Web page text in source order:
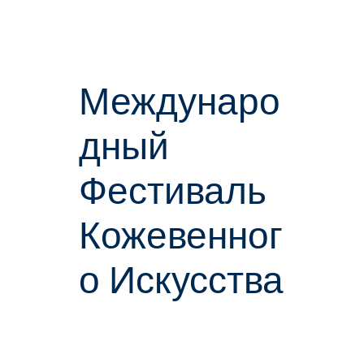
Междунаро
дный
Фестиваль
Кожевенног
о Искусства